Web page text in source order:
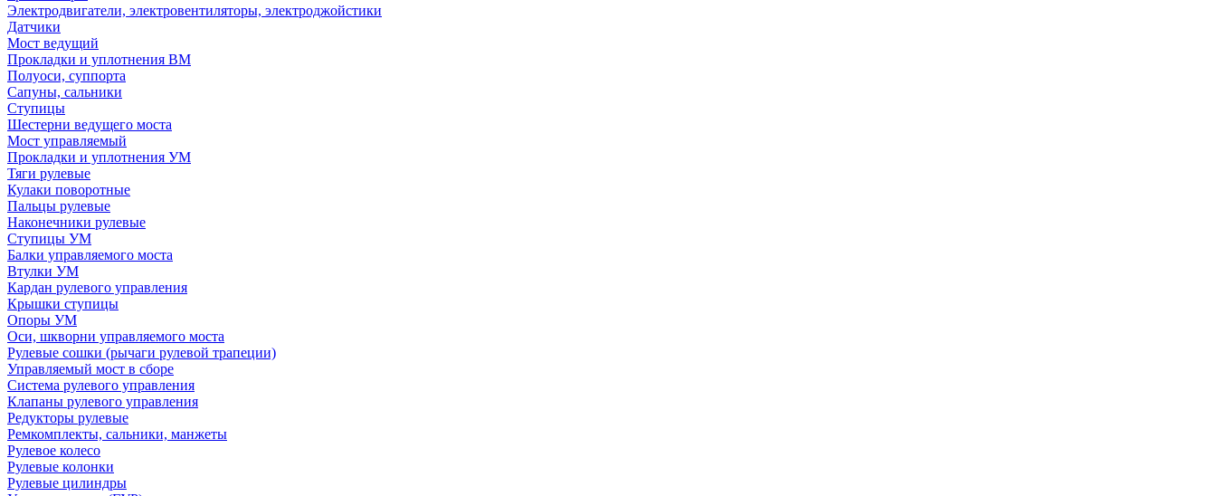
Электродвигатели, электровентиляторы, электроджойстики
Датчики
Мост ведущий
Прокладки и уплотнения ВМ
Полуоси, суппорта
Сапуны, сальники
Ступицы
Шестерни ведущего моста
Мост управляемый
Прокладки и уплотнения УМ
Тяги рулевые
Кулаки поворотные
Пальцы рулевые
Наконечники рулевые
Ступицы УМ
Балки управляемого моста
Втулки УМ
Кардан рулевого управления
Крышки ступицы
Опоры УМ
Оси, шкворни управляемого моста
Рулевые сошки (рычаги рулевой трапеции)
Управляемый мост в сборе
Система рулевого управления
Клапаны рулевого управления
Редукторы рулевые
Ремкомплекты, сальники, манжеты
Рулевое колесо
Рулевые колонки
Рулевые цилиндры